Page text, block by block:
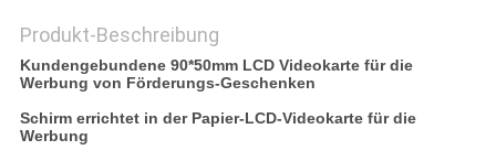
Produkt-Beschreibung
Kundengebundene 90*50mm LCD Videokarte für die
Werbung von Förderungs-Geschenken
Schirm errichtet in der Papier-LCD-Videokarte für die
Werbung